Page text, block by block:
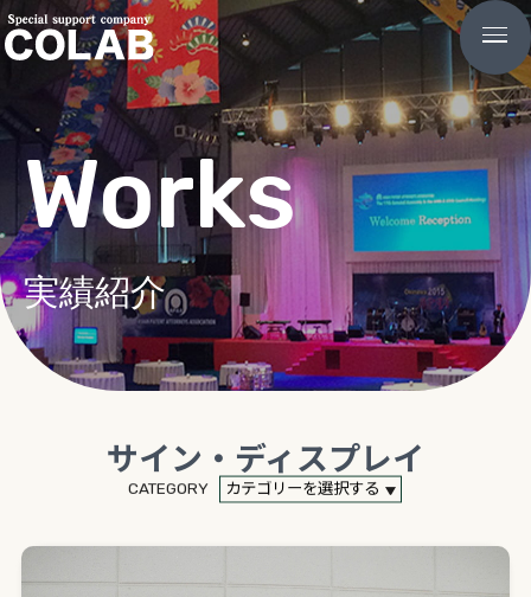
Works
実績紹介
サイン・ディスプレイ
CATEGORY